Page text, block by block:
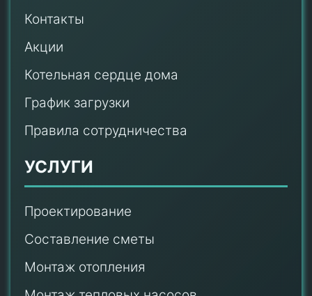
Контакты
Акции
Котельная сердце дома
График загрузки
Правила сотрудничества
УСЛУГИ
Проектирование
Составление сметы
Монтаж отопления